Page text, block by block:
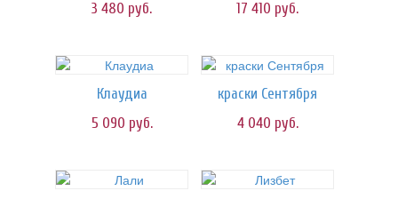
3 480 руб. 17 410 руб.
Клаудиа
5 090 руб.
краски Сентября
4 040 руб.